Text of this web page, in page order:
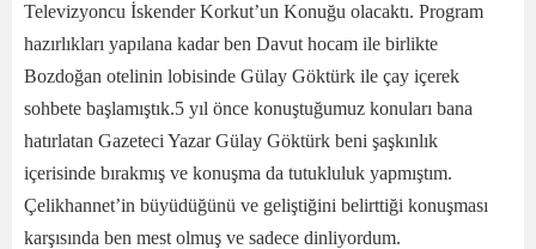
Televizyoncu İskender Korkut’un Konuğu olacaktı. Program
hazırlıkları yapılana kadar ben Davut hocam ile birlikte
Bozdoğan otelinin lobisinde Gülay Göktürk ile çay içerek
sohbete başlamıştık.5 yıl önce konuştuğumuz konuları bana
hatırlatan Gazeteci Yazar Gülay Göktürk beni şaşkınlık
içerisinde bırakmış ve konuşma da tutukluluk yapmıştım.
Çelikhannet’in büyüdüğünü ve geliştiğini belirttiği konuşması
karşısında ben mest olmuş ve sadece dinliyordum.